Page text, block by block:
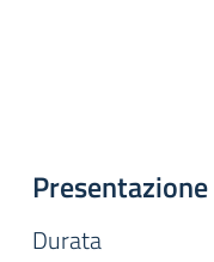
Presentazione
Durata